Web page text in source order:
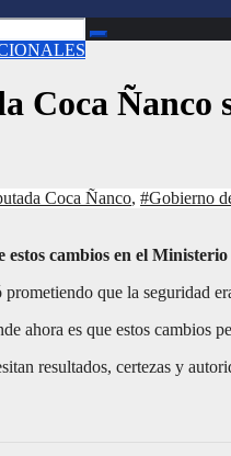
Coca Ñanco
Coca Ñanco, #Gobierno
estos cambios en el
que la seguridad
ahora es que estos cambios
resultados, certezas y